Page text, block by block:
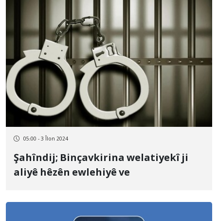
05:00 - 3 Îlon 2024
Şahîndij; Binçavkirina welatiyekî ji
aliyê hêzên ewlehiyê ve